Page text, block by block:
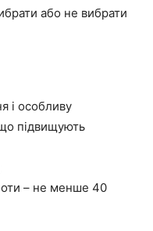
або не вибрати
і особливу
підвищують
– не менше 40